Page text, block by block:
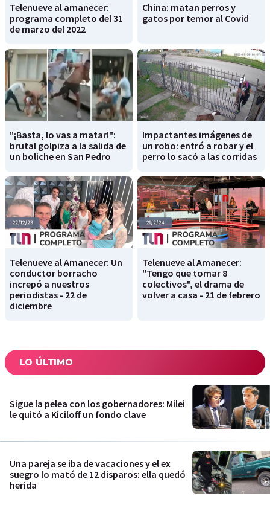
Telenueve al amanecer:
programa completo del 31
de marzo del 2022
China: matan perros y
gatos por temor al Covid
"¡Basta, lo vas a matar!":
brutal golpiza a la salida de
un boliche en San Pedro
Impactantes imágenes de
un robo: entró a robar y el
perro lo sacó a las corridas
Telenueve al Amanecer: Un
conductor borracho
increpó a nuestros
periodistas - 22 de
diciembre
Telenueve al Amanecer:
"Tengo que tomar 8
colectivos", el drama de
volver a casa - 21 de febrero
LO ÚLTIMO
Sigue la pelea con los gobernadores: Milei
le quitó a Kiciloff un fondo clave
Una pareja se iba de vacaciones y el ex
suegro lo mató de 12 disparos: ella quedó
herida